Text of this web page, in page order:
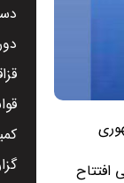
افتتاح